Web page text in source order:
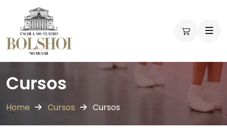
Cursos
Home Cursos Cursos